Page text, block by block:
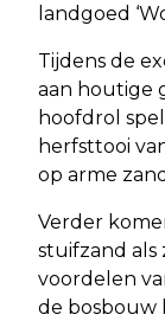
landgoed
Tijdens de
aan houtige
hoofdrol
herfsttooi
op arme
Verder
stuifzand als
voordelen
de bosbouw